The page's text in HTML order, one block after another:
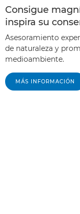
Consigue
inspira su
Asesoramiento
de naturaleza y
medioambiente.
MÁS INFORMACIÓN